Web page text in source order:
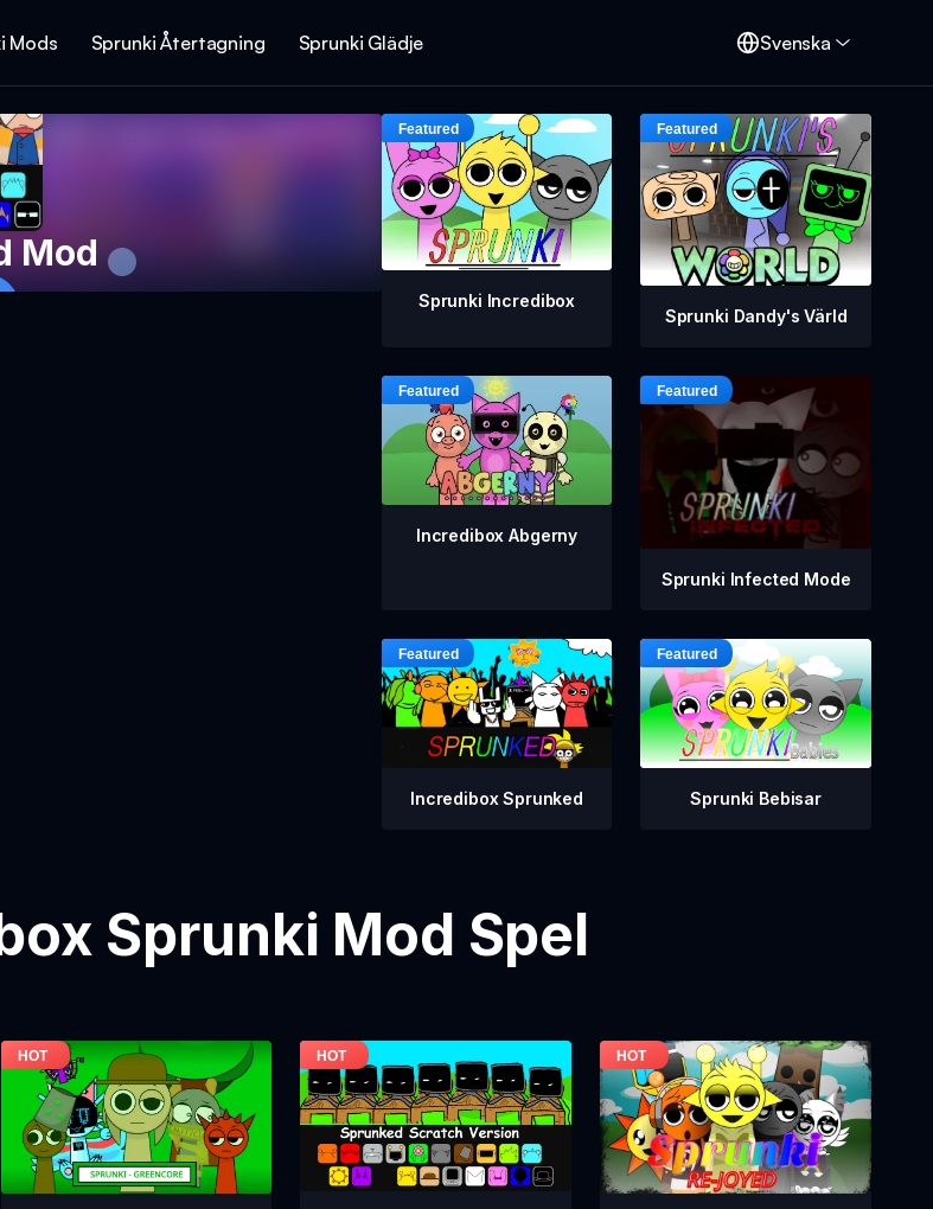
Mods Sprunki Återtagning Sprunki Glädje Svenska
Mod
Sprunki Incredibox
Sprunki Dandy's Värld
Incredibox Abgerny
Sprunki Infected Mode
Incredibox Sprunked Sprunki Bebisar
Sprunki Mod Spel